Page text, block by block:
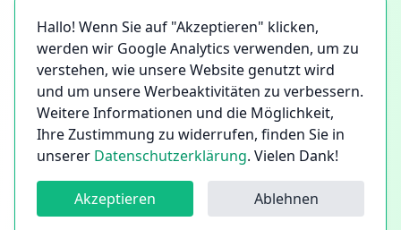
Hallo! Wenn Sie auf "Akzeptieren" klicken,
werden wir Google Analytics verwenden, um zu
verstehen, wie unsere Website genutzt wird
und um unsere Werbeaktivitäten zu verbessern.
Weitere Informationen und die Möglichkeit,
Ihre Zustimmung zu widerrufen, finden Sie in
unserer Datenschutzerklärung. Vielen Dank!
Akzeptieren Ablehnen